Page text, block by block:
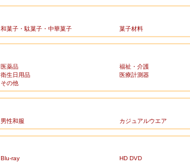
和菓子・駄菓子・中華菓子 菓子材料
医薬品 福祉・介護
衛生日用品 医療計測器
その他
男性和服 カジュアルウエア
Blu-ray HD DVD